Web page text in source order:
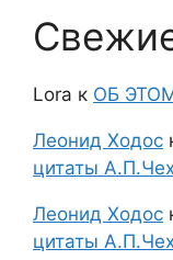
Lora к ОБ
Леонид Ходос
цитаты
Леонид Ходос
цитаты